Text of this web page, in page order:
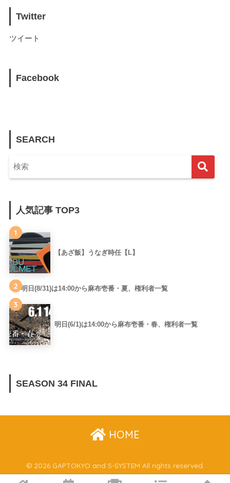
Twitter
ツイート
Facebook
SEARCH
人気記事 TOP3
1
【あざ飯】うなぎ時任【L】
2 明日(8/31)は14:00から麻布壱番・夏、権利者一覧
3
明日(6/1)は14:00から麻布壱番・春、権利者一覧
SEASON 34 FINAL
HOME
© 2026 GAPTOKYO and S-SYSTEM All rights reserved.